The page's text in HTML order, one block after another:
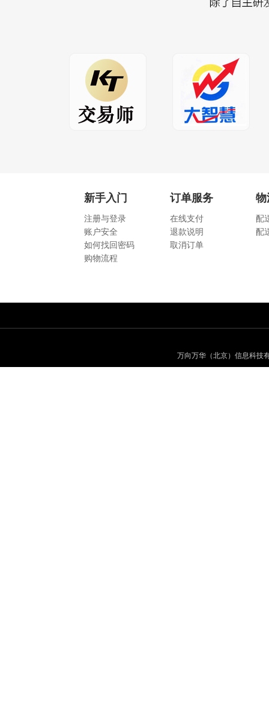
新手入门
注册与登录
账户安全
如何找回密码
购物流程
订单服务
在线支付
退款说明
取消订单
物
配
配
万向万华（北京）信息科技